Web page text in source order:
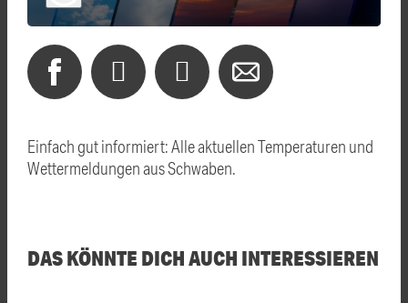
Einfach gut informiert: Alle aktuellen Temperaturen und
Wettermeldungen aus Schwaben.
DAS KÖNNTE DICH AUCH INTERESSIEREN